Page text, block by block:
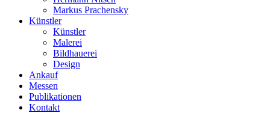
Markus Prachensky
Künstler
Künstler
Malerei
Bildhauerei
Design
Ankauf
Messen
Publikationen
Kontakt